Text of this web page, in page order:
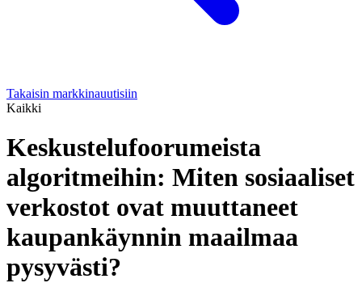
Takaisin markkinauutisiin
Kaikki
Keskustelufoorumeista
algoritmeihin: Miten sosiaaliset
verkostot ovat muuttaneet
kaupankäynnin maailmaa
pysyvästi?